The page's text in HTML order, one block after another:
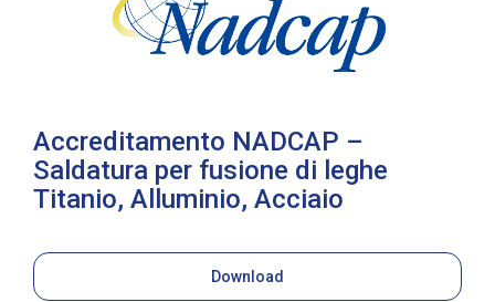
Accreditamento NADCAP –
Saldatura per fusione di leghe
Titanio, Alluminio, Acciaio
Download